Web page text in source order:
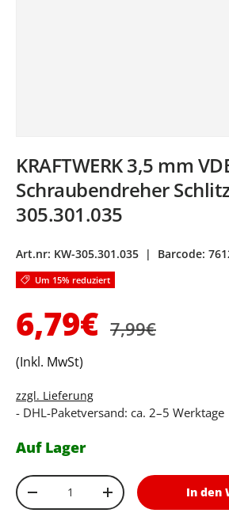
KRAFTWERK 3,5 mm
Schraubendreher
305.301.035
Art.nr: KW-305.301.035 | Barcode:
Um 15% reduziert
Verkaufspreis
6,79€ 7,99€
(Inkl. MwSt)
zzgl. Lieferung
- DHL-Paketversand: ca. 2–5 Werktage
Auf Lager
Anzahl
Menge verringernMenge erhöhenIn den